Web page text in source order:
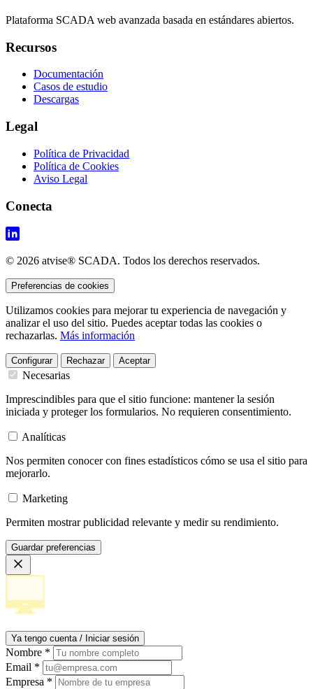
Plataforma SCADA web avanzada basada en estándares abiertos.
Recursos
Documentación
Casos de estudio
Descargas
Legal
Política de Privacidad
Política de Cookies
Aviso Legal
Conecta
© 2026 atvise® SCADA. Todos los derechos reservados.
Preferencias de cookies
Utilizamos cookies para mejorar tu experiencia de navegación y
analizar el uso del sitio. Puedes aceptar todas las cookies o
rechazarlas. Más información
Configurar Rechazar Aceptar
Necesarias
Imprescindibles para que el sitio funcione: mantener la sesión
iniciada y proteger los formularios. No requieren consentimiento.
Analíticas
Nos permiten conocer con fines estadísticos cómo se usa el sitio para
mejorarlo.
Marketing
Permiten mostrar publicidad relevante y medir su rendimiento.
Guardar preferencias
Ya tengo cuenta / Iniciar sesión
Nombre *
Email *
Empresa *